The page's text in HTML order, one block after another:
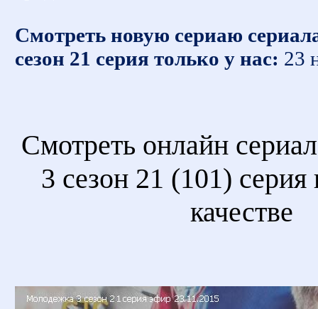
Смотреть новую сериаю
сезон 21 серия только у нас: 23
Смотреть онлайн
3 сезон 21 (101)
качестве